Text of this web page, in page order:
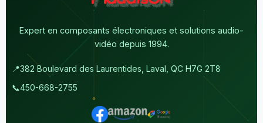
Expert en composants électroniques et solutions audio-
vidéo depuis 1994.
📍382 Boulevard des Laurentides, Laval, QC H7G 2T8
📞450-668-2755